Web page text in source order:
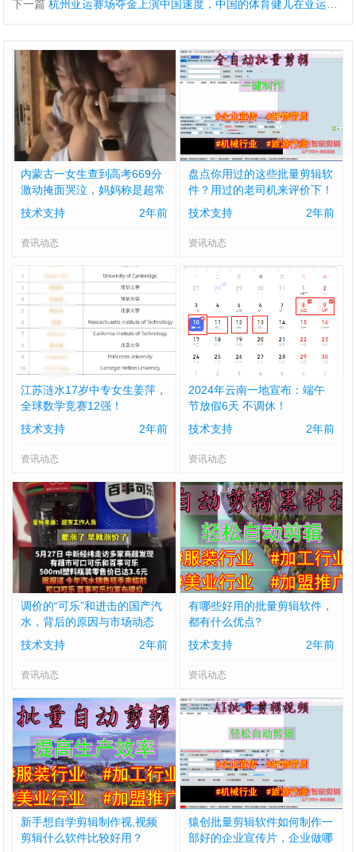
下一篇杭州亚运赛场夺金上演中国速度，中国的体育健儿在亚运会等国际赛事中一次次取得卓越的成绩！
内蒙古一女生查到高考669分
激动掩面哭泣，妈妈称是超常
发挥
技术支持 2年前
资讯动态
盘点你用过的这些批量剪辑软
件？用过的老司机来评价下！
技术支持
2年前
资讯动态
江苏涟水17岁中专女生姜萍，
全球数学竞赛12强！
技术支持
2年前
资讯动态
2024年云南一地宣布：端午
节放假6天 不调休！
技术支持
2年前
资讯动态
调价的“可乐”和进击的国产汽
水，背后的原因与市场动态
技术支持
2年前
资讯动态
有哪些好用的批量剪辑软件，
都有什么优点?
技术支持
2年前
资讯动态
新手想自学剪辑制作视,视频
剪辑什么软件比较好用？
猿创批量剪辑软件如何制作一
部好的企业宣传片，企业做哪